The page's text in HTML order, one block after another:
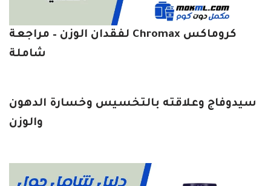
كروماكس Chromax لفقدان الوزن – مراجعة
شاملة
سيدوفاج وعلاقته بالتخسيس وخسارة الدهون
والوزن